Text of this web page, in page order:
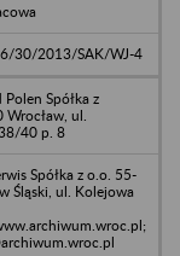
30/2013/SAK/WJ-4
Spółka z
ul.
40 p. 8
Spółka z o.o. 55-
Śląski, ul. Kolejowa